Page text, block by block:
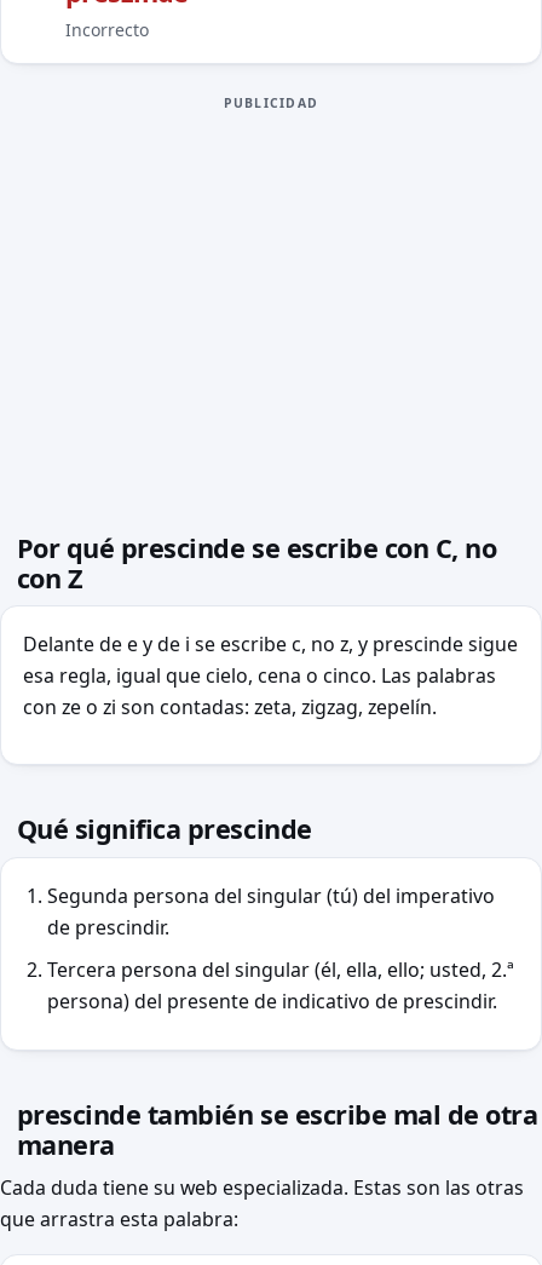
Incorrecto
PUBLICIDAD
Por qué prescinde se escribe con C, no
con Z
Delante de e y de i se escribe c, no z, y prescinde sigue
esa regla, igual que cielo, cena o cinco. Las palabras
con ze o zi son contadas: zeta, zigzag, zepelín.
Qué significa prescinde
Segunda persona del singular (tú) del imperativo
de prescindir.
Tercera persona del singular (él, ella, ello; usted, 2.ª
persona) del presente de indicativo de prescindir.
prescinde también se escribe mal de otra
manera
Cada duda tiene su web especializada. Estas son las otras
que arrastra esta palabra: